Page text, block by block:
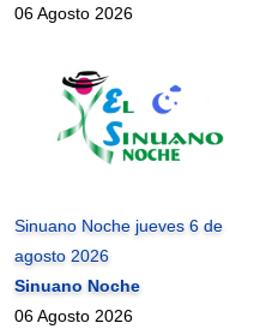
06 Agosto 2026
Sinuano Noche jueves 6 de
agosto 2026
Sinuano Noche
06 Agosto 2026